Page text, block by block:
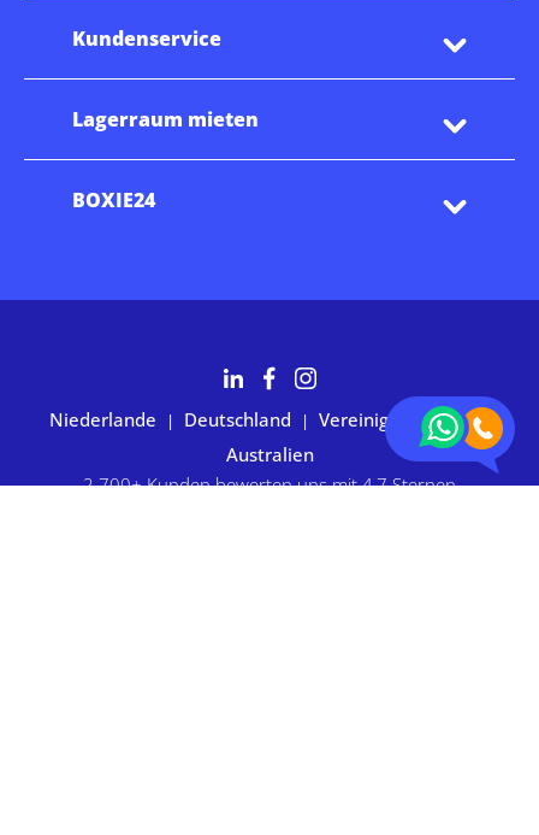
Kundenservice
Lagerraum mieten
BOXIE24
Niederlande | Deutschland | Vereinigte Staaten |
Australien
2.700+ Kunden bewerten uns mit 4,7 Sternen